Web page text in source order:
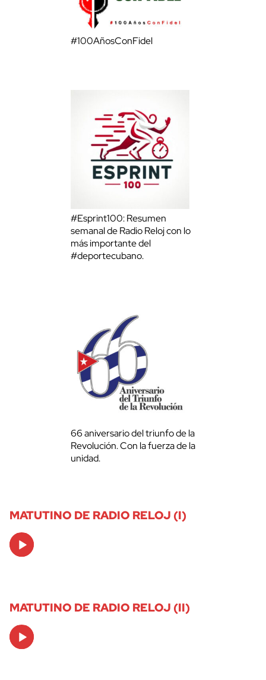
#100AñosConFidel
#Esprint100: Resumen
semanal de Radio Reloj con lo
más importante del
#deportecubano.
66 aniversario del triunfo de la
Revolución. Con la fuerza de la
unidad.
MATUTINO DE RADIO RELOJ (I)
Audio
Player
MATUTINO DE RADIO RELOJ (II)
Audio
Player